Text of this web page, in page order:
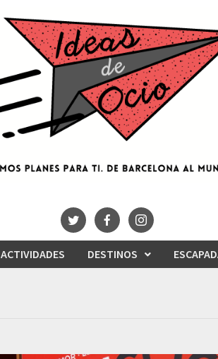
ACTIVIDADES DESTINOS